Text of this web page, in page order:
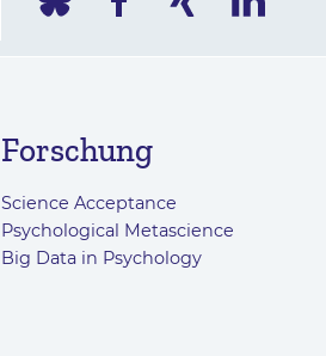
Forschung
Science Acceptance
Psychological Metascience
Big Data in Psychology